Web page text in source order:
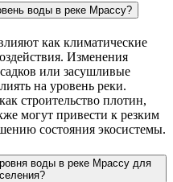
воды в реке Мрассу?
как климатические
Изменения
или засушливые
на уровень реки.
строительство плотин,
могут привести к резким
состояния экосистемы.
воды в реке Мрассу для